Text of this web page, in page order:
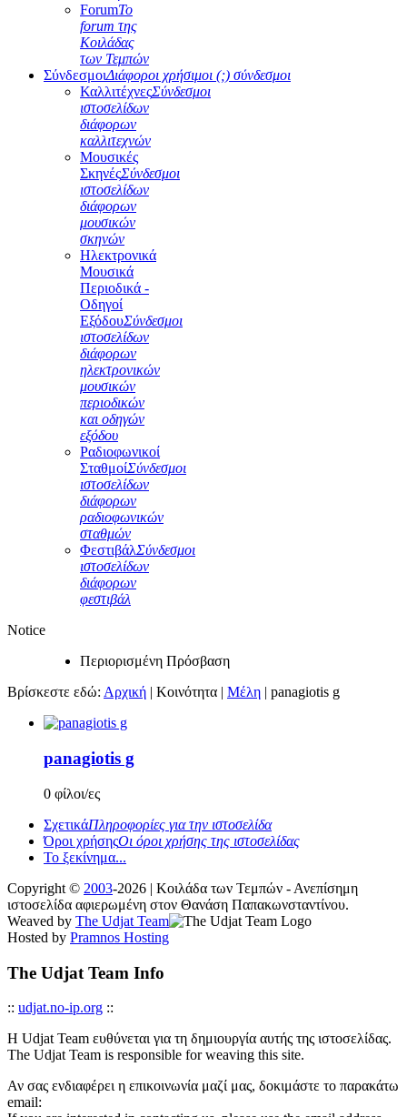
ForumΤο
forum της
Κοιλάδας
των Τεμπών
ΣύνδεσμοιΔιάφοροι χρήσιμοι (;) σύνδεσμοι
ΚαλλιτέχνεςΣύνδεσμοι
ιστοσελίδων
διάφορων
καλλιτεχνών
Μουσικές
ΣκηνέςΣύνδεσμοι
ιστοσελίδων
διάφορων
μουσικών
σκηνών
Ηλεκτρονικά
Μουσικά
Περιοδικά -
Οδηγοί
ΕξόδουΣύνδεσμοι
ιστοσελίδων
διάφορων
ηλεκτρονικών
μουσικών
περιοδικών
και οδηγών
εξόδου
Ραδιοφωνικοί
ΣταθμοίΣύνδεσμοι
ιστοσελίδων
διάφορων
ραδιοφωνικών
σταθμών
ΦεστιβάλΣύνδεσμοι
ιστοσελίδων
διάφορων
φεστιβάλ
Notice
Περιορισμένη Πρόσβαση
Βρίσκεστε εδώ: Αρχική | Κοινότητα | Μέλη | panagiotis g
panagiotis g
0 φίλοι/ες
ΣχετικάΠληροφορίες για την ιστοσελίδα
Όροι χρήσηςΟι όροι χρήσης της ιστοσελίδας
Το ξεκίνημα...
Copyright © 2003-2026 | Κοιλάδα των Τεμπών - Ανεπίσημη
ιστοσελίδα αφιερωμένη στον Θανάση Παπακωνσταντίνου.
Weaved by The Udjat Team
Hosted by Pramnos Hosting
The Udjat Team Info
:: udjat.no-ip.org ::
Η Udjat Team ευθύνεται για τη δημιουργία αυτής της ιστοσελίδας.
The Udjat Team is responsible for weaving this site.
Αν σας ενδιαφέρει η επικοινωνία μαζί μας, δοκιμάστε το παρακάτω
email: